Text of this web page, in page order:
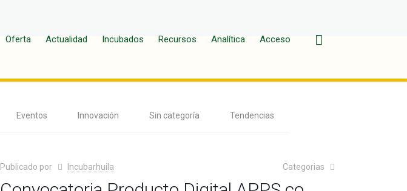
Oferta Actualidad Incubados Recursos Analítica Acceso
Eventos Innovación Sin categoría Tendencias
Publicado por Incubarhuila Categorias